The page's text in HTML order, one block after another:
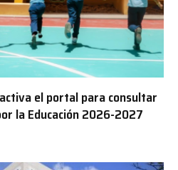
el portal para consultar
la Educación 2026-2027